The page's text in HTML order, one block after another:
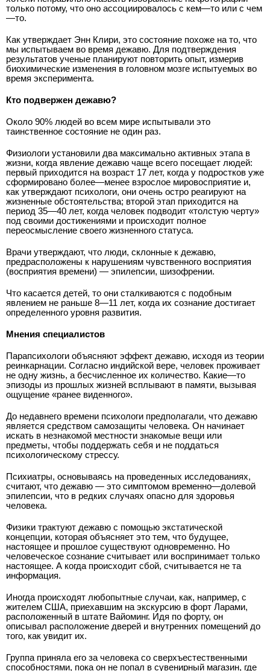
только потому, что оно ассоциировалось с кем—то или с чем
—то.
Как утверждает Энн Клири, это состояние похоже на то, что
мы испытываем во время дежавю. Для подтверждения
результатов ученые планируют повторить опыт, измерив
биохимические изменения в головном мозге испытуемых во
время эксперимента.
Кто подвержен дежавю?
Около 90% людей во всем мире испытывали это
таинственное состояние не один раз.
Физиологи установили два максимально активных этапа в
жизни, когда явление дежавю чаще всего посещает людей:
первый приходится на возраст 17 лет, когда у подростков уже
сформировано более—менее взрослое мировосприятие и,
как утверждают психологи, они очень остро реагируют на
жизненные обстоятельства; второй этап приходится на
период 35—40 лет, когда человек подводит «толстую черту»
под своими достижениями и происходит полное
переосмысление своего жизненного статуса.
Врачи утверждают, что люди, склонные к дежавю,
предрасположены к нарушениям чувственного восприятия
(восприятия времени) — эпилепсии, шизофрении.
Что касается детей, то они сталкиваются с подобным
явлением не раньше 8—11 лет, когда их сознание достигает
определенного уровня развития.
Мнения специалистов
Парапсихологи объясняют эффект дежавю, исходя из теории
реинкарнации. Согласно индийской вере, человек проживает
не одну жизнь, а бесчисленное их количество. Какие—то
эпизоды из прошлых жизней всплывают в памяти, вызывая
ощущение «ранее виденного».
До недавнего времени психологи предполагали, что дежавю
является средством самозащиты человека. Он начинает
искать в незнакомой местности знакомые вещи или
предметы, чтобы поддержать себя и не поддаться
психологическому стрессу.
Психиатры, основываясь на проведенных исследованиях,
считают, что дежавю — это симптомом временно—долевой
эпилепсии, что в редких случаях опасно для здоровья
человека.
Физики трактуют дежавю с помощью экстатической
концепции, которая объясняет это тем, что будущее,
настоящее и прошлое существуют одновременно. Но
человеческое сознание считывает или воспринимает только
настоящее. А когда происходит сбой, считывается не та
информация.
Иногда происходят любопытные случаи, как, например, с
жителем США, приехавшим на экскурсию в форт Ларами,
расположенный в штате Вайоминг. Идя по форту, он
описывал расположение дверей и внутренних помещений до
того, как увидит их.
Группа приняла его за человека со сверхъестественными
способностями, пока он не попал в сувенирный магазин, где